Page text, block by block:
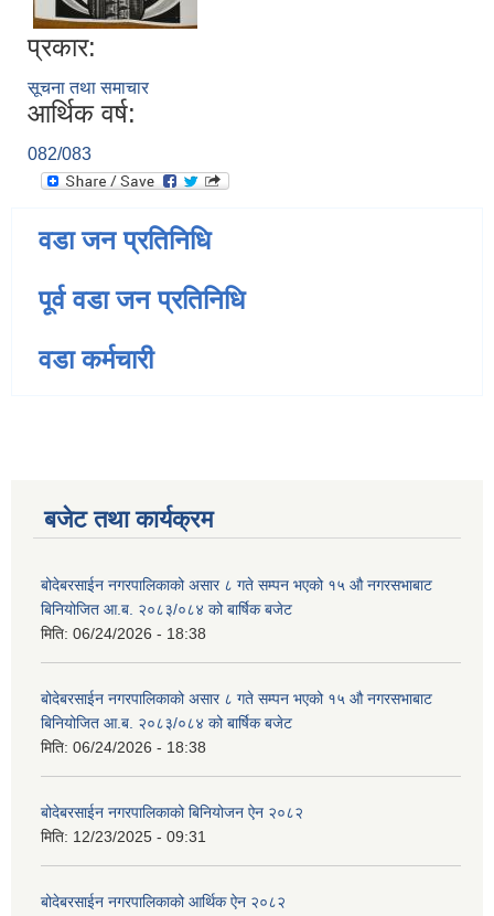
प्रकार:
सूचना तथा समाचार
आर्थिक वर्ष:
082/083
वडा जन प्रतिनिधि
पूर्व वडा जन प्रतिनिधि
वडा कर्मचारी
बजेट तथा कार्यक्रम
बोदेबरसाईन नगरपालिकाको असार ८ गते सम्पन भएको १५ ‍‍‍औ नगरसभाबाट
बिनियोजित आ.ब. २०८३/०८४ को बार्षिक बजेट
मिति: 06/24/2026 - 18:38
बोदेबरसाईन नगरपालिकाको असार ८ गते सम्पन भएको १५ ‍‍‍औ नगरसभाबाट
बिनियोजित आ.ब. २०८३/०८४ को बार्षिक बजेट
मिति: 06/24/2026 - 18:38
बोदेबरसाईन नगरपालिकाको बिनियोजन ऐन २०८२
मिति: 12/23/2025 - 09:31
बोदेबरसाईन नगरपालिकाको आर्थिक ऐन २०८२